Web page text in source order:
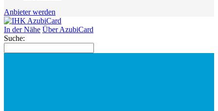
Anbieter werden
In der Nähe Über AzubiCard
Suche: